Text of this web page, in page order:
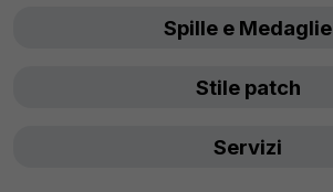
Spille e Medaglie
Stile patch
Servizi